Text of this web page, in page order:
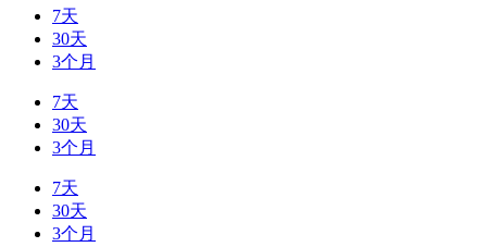
7天
30天
3个月
7天
30天
3个月
7天
30天
3个月